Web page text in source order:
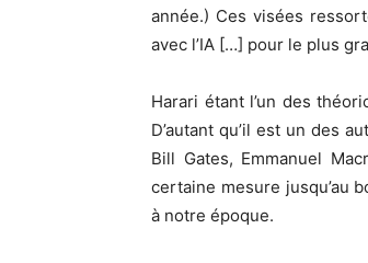
année.) Ces visées
avec l’IA […] pour le plus
Harari étant l’un des
D’autant qu’il est un des
Bill Gates, Emmanuel
certaine mesure jusqu’au
à notre époque.